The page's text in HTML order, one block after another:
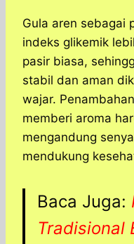
Gula aren sebagai
indeks glikemik
pasir biasa,
stabil dan aman
wajar.
memberi aroma
mengandung
mendukung
Baca Juga:
Tradisional